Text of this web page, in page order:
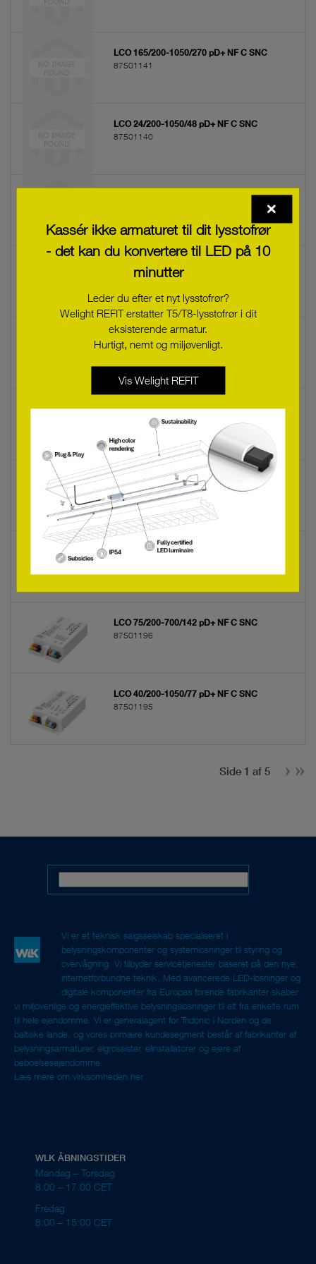
LCO 165/200-1050/270 pD+ NF C SNC
87501141
LCO 24/200-1050/48 pD+ NF C SNC
87501140
LCO 220/200-1050/355 cS NF C SNC
LCO 165/200-1050/270 cS NF C SNC
87501138
87501137
LCO 110/200-1050/157 pD+ NF C SNC
87501199
LCO 110/200-700/220 pD+ NF C SNC
87501198
LCO 75/200-1050/107 pD+ NF C SNC
LCO 75/200-700/142 pD+ NF C SNC
87501196
LCO 40/200-1050/77 pD+ NF C SNC
87501195
Side 1 af 5
Vi er et teknisk salgsselskab specialiseret i
belysningskomponenter og systemløsninger til styring og
overvågning. Vi tilbyder servicetjenester baseret på den nye,
internetforbundne teknik. Med avancerede LED-løsninger og
digitale komponenter fra Europas førende fabrikanter skaber
vi miljøvenlige og energieffektive belysningsløsninger til alt fra enkelte rum
til hele ejendomme. Vi er generalagent for Tridonic i Norden og de
baltiske lande, og vores primære kundesegment består af fabrikanter af
belysningsarmaturer, elgrossister, elinstallatører og ejere af
beboelsesejendomme.
Læs mere om virksomheden her.
WLK ÅBNINGSTIDER
Mandag – Torsdag
8.00 – 17.00 CET
Fredag
8:00 – 15:00 CET
Kassér ikke armaturet til dit lysstofrør
- det kan du konvertere til LED på 10
minutter
Leder du efter et nyt lysstofrør?
Welight REFIT erstatter T5/T8-lysstofrør i dit
eksisterende armatur.
Hurtigt, nemt og miljøvenligt.
Vis Welight REFIT